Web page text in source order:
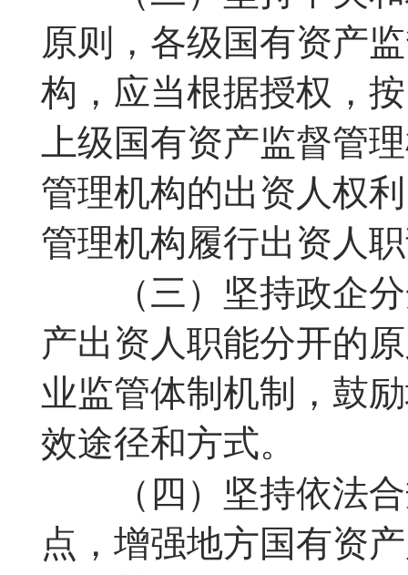
原则，各级国有资产
构，应当根据授权，
上级国有资产监督管
管理机构的出资人权
管理机构履行出资人
（三）坚持政企分
产出资人职能分开的
业监管体制机制，鼓
效途径和方式。
（四）坚持依法合
点，增强地方国有资